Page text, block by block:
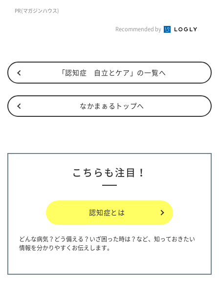
PR(マガジンハウス)
Recommended by
「認知症 自立とケア」の一覧へ
なかまぁるトップへ
こちらも注目！
認知症とは
どんな病気？どう備える？いざ困った時は？など、知っておきたい
情報を分かりやすくお伝えします。